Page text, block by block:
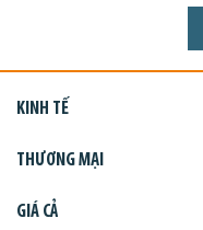
KINH TẾ
THƯƠNG MẠI
GIÁ CẢ